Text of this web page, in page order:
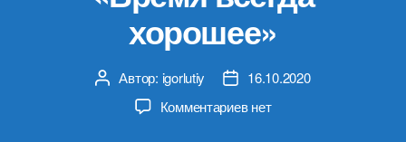
хорошее»
Автор
записи
Автор: igorlutiy
Дата16.10.2020
Комментариевк
нет